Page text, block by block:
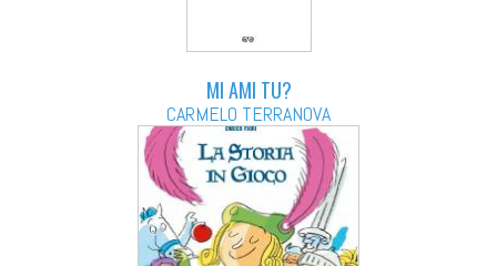
MI AMI TU?
CARMELO TERRANOVA